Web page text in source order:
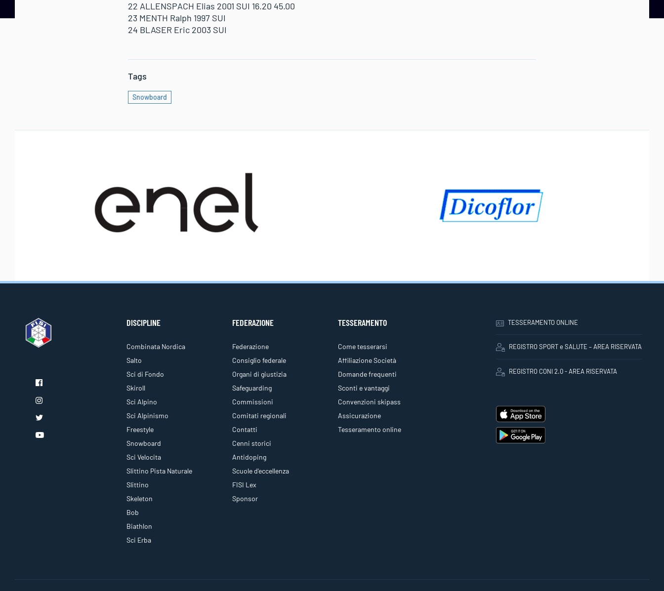
22 ALLENSPACH Elias 2001 SUI 16.20 45.00
23 MENTH Ralph 1997 SUI
24 BLASER Eric 2003 SUI
Tags
Snowboard
DISCIPLINE
Combinata Nordica
Salto
Sci di Fondo
Skiroll
Sci Alpino
Sci Alpinismo
Freestyle
Snowboard
Sci Velocita
Slittino Pista Naturale
Slittino
Skeleton
Bob
Biathlon
Sci Erba
FEDERAZIONE
Federazione
Consiglio federale
Organi di giustizia
Safeguarding
Commissioni
Comitati regionali
Contatti
Cenni storici
Antidoping
Scuole d'eccellenza
FISI Lex
Sponsor
TESSERAMENTO
Come tesserarsi
Affiliazione Società
Domande frequenti
Sconti e vantaggi
Convenzioni skipass
Assicurazione
Tesseramento online
TESSERAMENTO ONLINE
REGISTRO SPORT e SALUTE – AREA RISERVATA
REGISTRO CONI 2.0 - AREA RISERVATA